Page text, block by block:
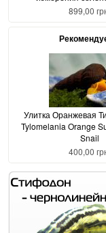
899,00
Улитка Оранжевая
Tylomelania Orange
Snail
400,00